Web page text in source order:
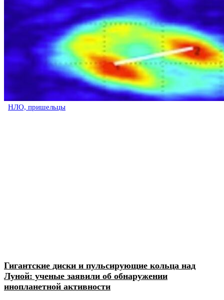
НЛО, пришельцы
Гигантские диски и пульсирующие кольца над
Луной: ученые заявили об обнаружении
инопланетной активности